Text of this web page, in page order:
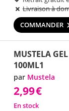
Livraison à
COMMANDER
MUSTELA
100ML1
par Mustela
2,99€
En stock